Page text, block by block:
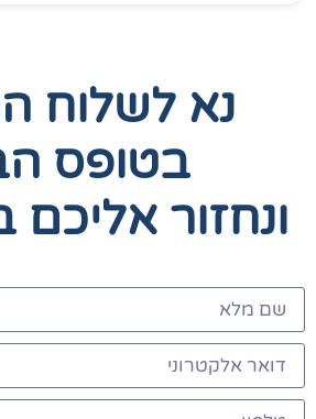
נא לשלוח
בטופס
ונחזור